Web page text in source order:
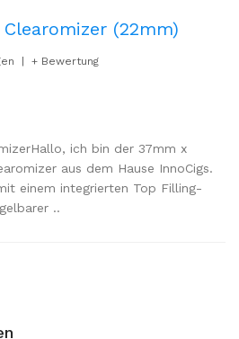
Clearomizer (22mm)
+ Bewertung
ich bin der 37mm x
aus dem Hause InnoCigs.
einem integrierten Top Filling-
..